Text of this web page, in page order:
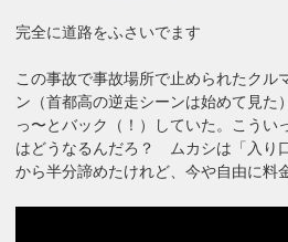
完全に道路をふさいでます
この事故で事故場所で止められたクル
ン（首都高の逆走シーンは始めて見た
っ〜とバック（！）していた。こうい
はどうなるんだろ？ ムカシは「入り
から半分諦めたけれど、今や自由に料